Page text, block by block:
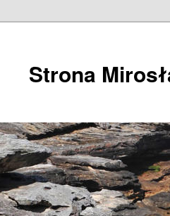
Strona